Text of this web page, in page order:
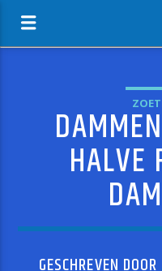
HALVE
GESCHREVEN DOOR